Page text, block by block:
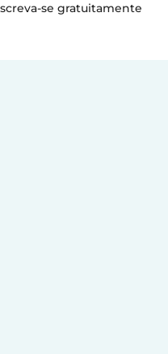
se gratuitamente